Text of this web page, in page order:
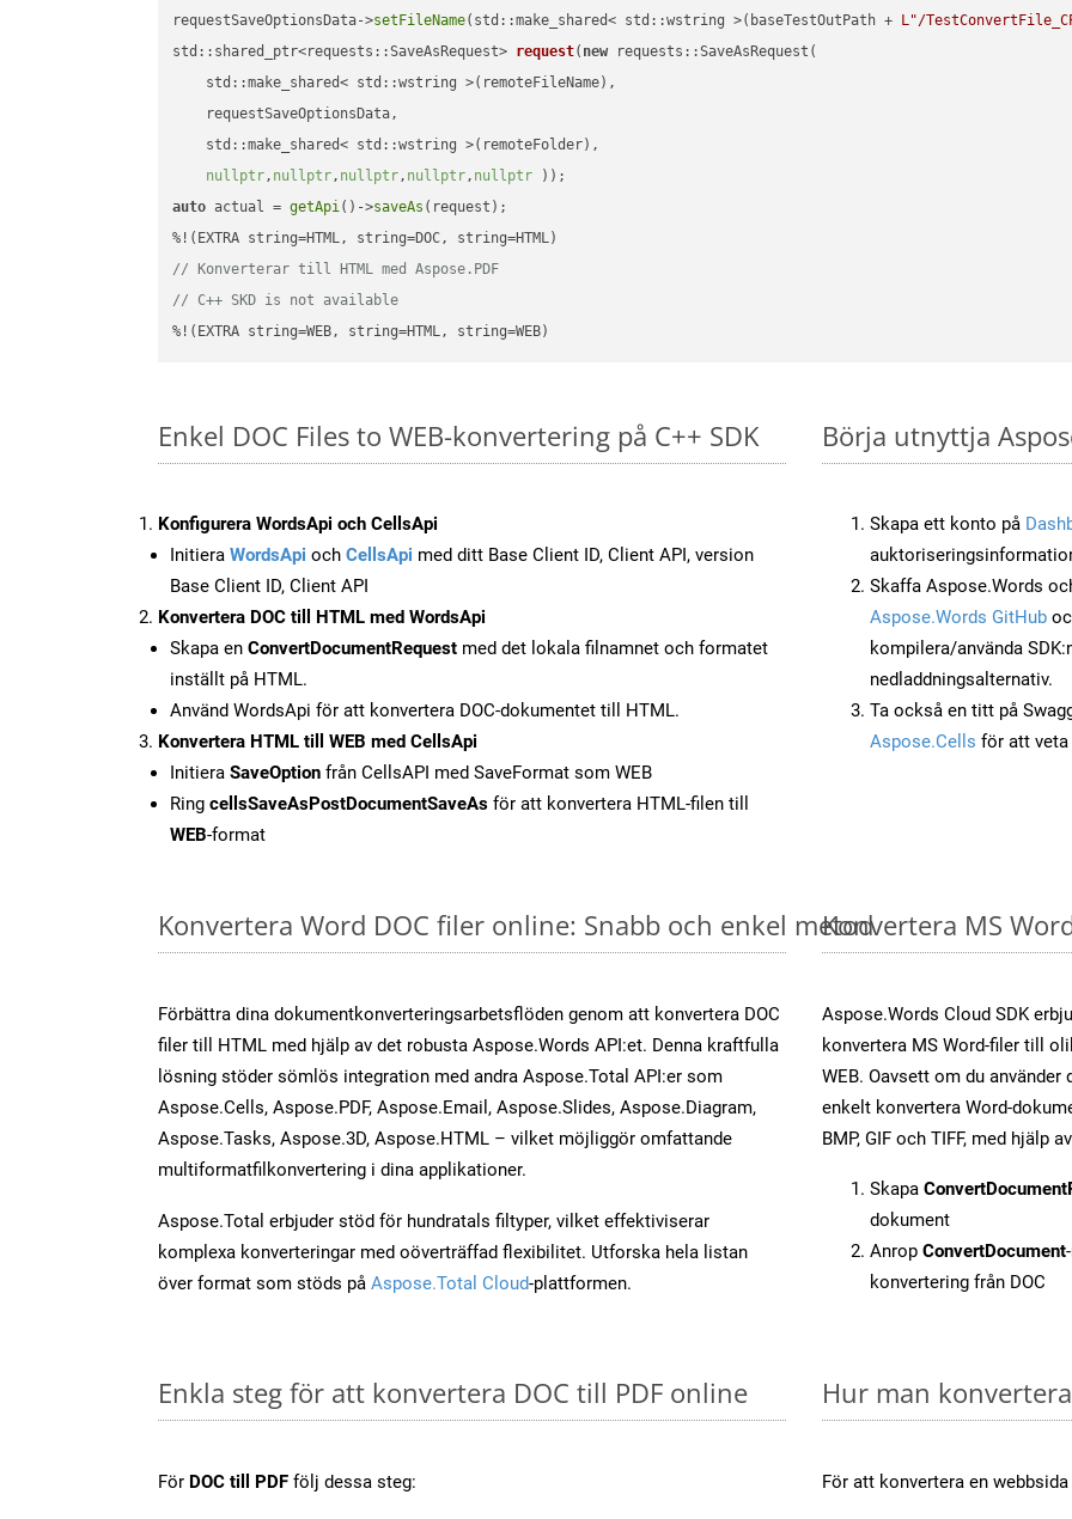
requestSaveOptionsData->setFileName(std::make_shared< std::wstring >(baseTestOutPath + L"/
std::shared_ptr<requests::SaveAsRequest> request( new requests::SaveAsRequest(
    std::make_shared< std::wstring >(remoteFileName),
    requestSaveOptionsData,
    std::make_shared< std::wstring >(remoteFolder),
nullptr, nullptr, nullptr, nullptr, nullptr ))
auto actual = getApi()->saveAs (request);
// Konverterar till HTML med Aspose.PDF
// C++ SKD is not available
%!(EXTRA string=WEB, string=HTML, string=WEB)
Enkel DOC Files to WEB-konvertering på C++ SDK
Konfigurera WordsApi och CellsApi
Initiera WordsApi och CellsApi med ditt Base Client ID, Client API, version
Base Client ID, Client API
Konvertera DOC till HTML med WordsApi
Skapa en ConvertDocumentRequest med det lokala filnamnet och formatet
inställt på HTML.
Använd WordsApi för att konvertera DOC-dokumentet till HTML.
Konvertera HTML till WEB med CellsApi
Initiera SaveOption från CellsAPI med SaveFormat som WEB
Ring cellsSaveAsPostDocumentSaveAs för att konvertera HTML-filen till
WEB-format
Börja utnyttja
Skapa ett konto på
Skaffa Aspose.Words
Aspose.Words GitHub
kompilera/använda
nedladdningsalternativ.
Ta också en titt på
Aspose.Cells för att
Konvertera Word DOC filer online: Snabb och enkel metod
Förbättra dina dokumentkonverteringsarbetsflöden genom att konvertera DOC
filer till HTML med hjälp av det robusta Aspose.Words API:et. Denna kraftfulla
lösning stöder sömlös integration med andra Aspose.Total API:er som
Aspose.Cells, Aspose.PDF, Aspose.Email, Aspose.Slides, Aspose.Diagram,
Aspose.Tasks, Aspose.3D, Aspose.HTML – vilket möjliggör omfattande
multiformatfilkonvertering i dina applikationer.
Aspose.Total erbjuder stöd för hundratals filtyper, vilket effektiviserar
komplexa konverteringar med oöverträffad flexibilitet. Utforska hela listan
över format som stöds på Aspose.Total Cloud-plattformen.
Konvertera MS
Aspose.Words Cloud SDK
konvertera MS Word-filer till
WEB. Oavsett om du använder
enkelt konvertera Word-
BMP, GIF och TIFF, med hjälp
Skapa
dokument
Anrop ConvertDocument
konvertering från DOC
Enkla steg för att konvertera DOC till PDF online
För DOC till PDF följ dessa steg:
Hur man
För att konvertera en